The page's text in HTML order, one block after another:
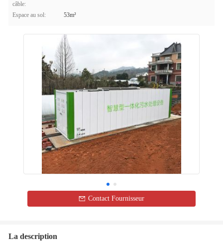
câble:
Espace au sol: 53m²
Contact Fournisseur
La description